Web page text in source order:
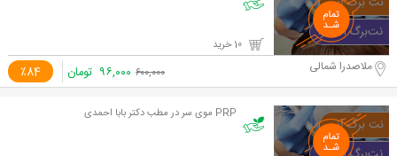
٪84 ملاصدرا شمالی ۶۰۰,۰۰۰ ۹۶,۰۰۰ تومان
PRP موی سر در مطب دکتر بابا احمدی